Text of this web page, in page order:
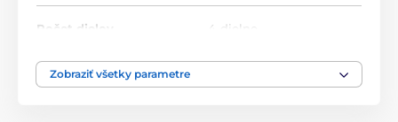
Počet dielov 4-dielne
Zobraziť všetky parametre